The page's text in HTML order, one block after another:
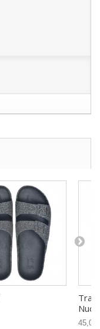
Nude
45,00